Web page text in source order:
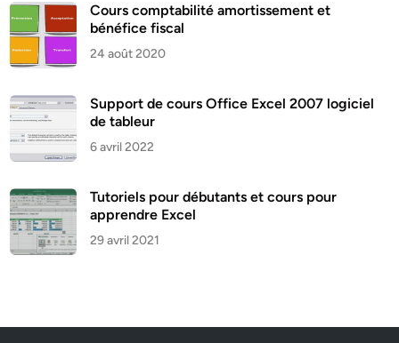
Cours comptabilité amortissement et
bénéfice fiscal
24 août 2020
Support de cours Office Excel 2007 logiciel
de tableur
6 avril 2022
Tutoriels pour débutants et cours pour
apprendre Excel
29 avril 2021